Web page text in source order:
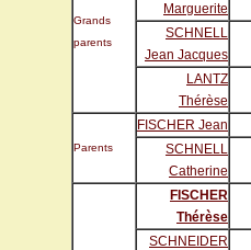
Grands
parents
Marguerite
SCHNELL
Jean Jacques
LANTZ
Thérèse
Parents
FISCHER Jean
SCHNELL
Catherine
FISCHER
Thérèse
SCHNEIDER